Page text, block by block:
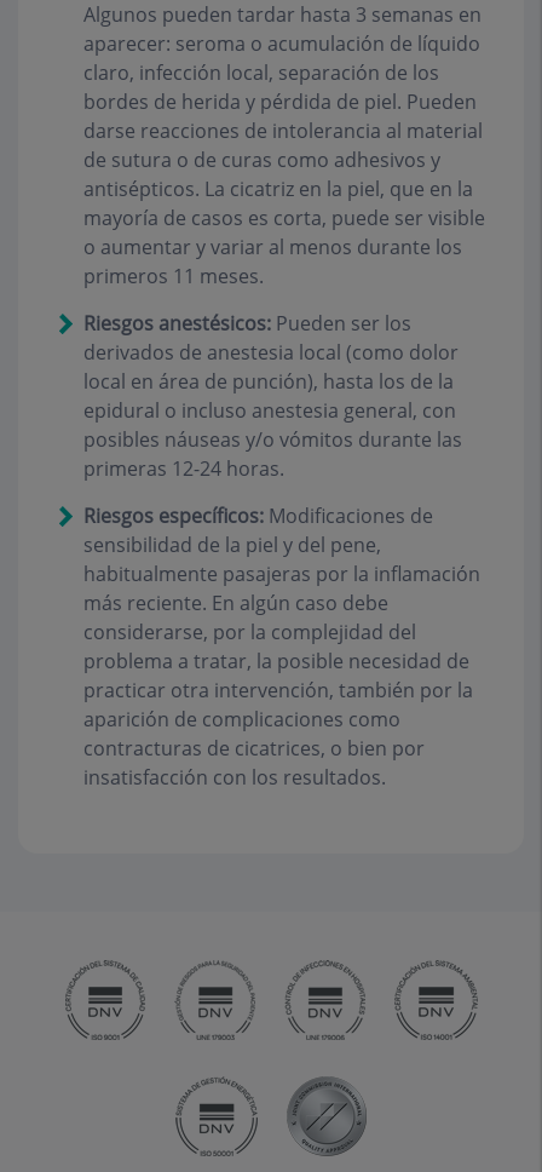
Algunos pueden tardar hasta 3 semanas en
aparecer: seroma o acumulación de líquido
claro, infección local, separación de los
bordes de herida y pérdida de piel. Pueden
darse reacciones de intolerancia al material
de sutura o de curas como adhesivos y
antisépticos. La cicatriz en la piel, que en la
mayoría de casos es corta, puede ser visible
o aumentar y variar al menos durante los
primeros 11 meses.
Riesgos anestésicos: Pueden ser los
derivados de anestesia local (como dolor
local en área de punción), hasta los de la
epidural o incluso anestesia general, con
posibles náuseas y/o vómitos durante las
primeras 12-24 horas.
Riesgos específicos: Modificaciones de
sensibilidad de la piel y del pene,
habitualmente pasajeras por la inflamación
más reciente. En algún caso debe
considerarse, por la complejidad del
problema a tratar, la posible necesidad de
practicar otra intervención, también por la
aparición de complicaciones como
contracturas de cicatrices, o bien por
insatisfacción con los resultados.